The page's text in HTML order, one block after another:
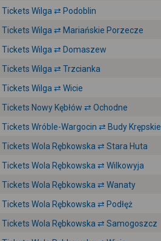
Tickets Wilga ⇄ Podoblin
Tickets Wilga ⇄ Mariańskie Porzecze
Tickets Wilga ⇄ Domaszew
Tickets Wilga ⇄ Trzcianka
Tickets Wilga ⇄ Wicie
Tickets Nowy Kębłów ⇄ Ochodne
Tickets Wróble-Wargocin ⇄ Budy Krępskie
Tickets Wola Rębkowska ⇄ Stara Huta
Tickets Wola Rębkowska ⇄ Wilkowyja
Tickets Wola Rębkowska ⇄ Wanaty
Tickets Wola Rębkowska ⇄ Podłęż
Tickets Wola Rębkowska ⇄ Samogoszcz